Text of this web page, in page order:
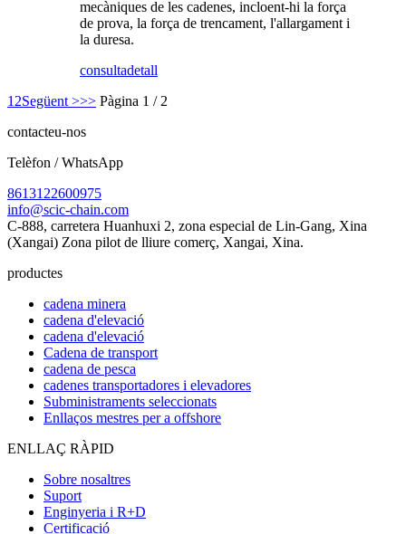
mecàniques de les cadenes, incloent-hi la força
de prova, la força de trencament, l'allargament i
la duresa.
consultadetall
1 2Següent >>> Pàgina 1 / 2
contacteu-nos
Telèfon / WhatsApp
8613122600975
info@scic-chain.com
C-888, carretera Huanhuxi 2, zona especial de Lin-Gang, Xina
(Xangai) Zona pilot de lliure comerç, Xangai, Xina.
productes
cadena minera
cadena d'elevació
cadena d'elevació
Cadena de transport
cadena de pesca
cadenes transportadores i elevadores
Subministraments seleccionats
Enllaços mestres per a offshore
ENLLAÇ RÀPID
Sobre nosaltres
Suport
Enginyeria i R+D
Certificació